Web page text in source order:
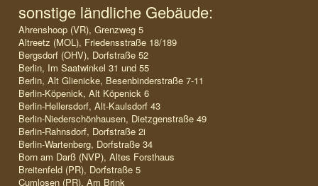
sonstige ländliche Gebäude:
Ahrenshoop (VR), Grenzweg 5
Altreetz (MOL), Friedensstraße 18/189
Bergsdorf (OHV), Dorfstraße 52
Berlin, Im Saatwinkel 31 und 55
Berlin, Alt Glienicke, Besenbinderstraße 7-11
Berlin-Köpenick, Alt Köpenick 6
Berlin-Hellersdorf, Alt-Kaulsdorf 43
Berlin-Niederschönhausen, Dietzgenstraße 49
Berlin-Rahnsdorf, Dorfstraße 2i
Berlin-Wartenberg, Dorfstraße 34
Born am Darß (NVP), Altes Forsthaus
Breitenfeld (PR), Dorfstraße 5
Cumlosen (PR), Am Brink